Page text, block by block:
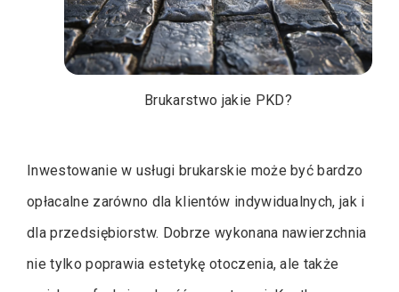
Brukarstwo jakie PKD?
Inwestowanie w usługi brukarskie może być bardzo
opłacalne zarówno dla klientów indywidualnych, jak i
dla przedsiębiorstw. Dobrze wykonana nawierzchnia
nie tylko poprawia estetykę otoczenia, ale także